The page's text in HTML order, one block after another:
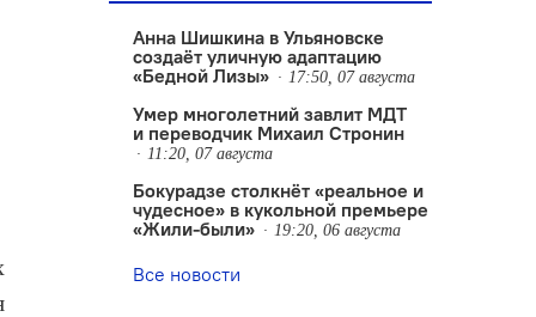
Анна Шишкина в Ульяновске
создаëт уличную адаптацию
«Бедной Лизы»
17:50, 07 августа
Умер многолетний завлит МДТ
и переводчик Михаил Стронин
11:20, 07 августа
Бокурадзе столкнëт «реальное и
чудесное» в кукольной премьере
«Жили-были»
19:20, 06 августа
Все новости